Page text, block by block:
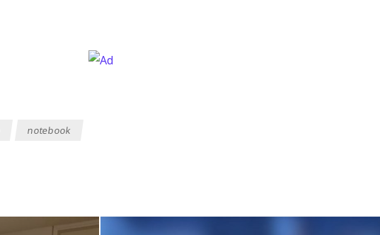
notebook